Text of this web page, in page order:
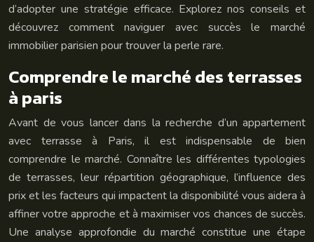
d’adopter une stratégie efficace. Explorez nos conseils et
découvrez comment naviguer avec succès le marché
immobilier parisien pour trouver la perle rare.
Comprendre le marché des terrasses
à paris
Avant de vous lancer dans la recherche d’un appartement
avec terrasse à Paris, il est indispensable de bien
comprendre le marché. Connaître les différentes typologies
de terrasses, leur répartition géographique, l’influence des
prix et les facteurs qui impactent la disponibilité vous aidera à
affiner votre approche et à maximiser vos chances de succès.
Une analyse approfondie du marché constitue une étape